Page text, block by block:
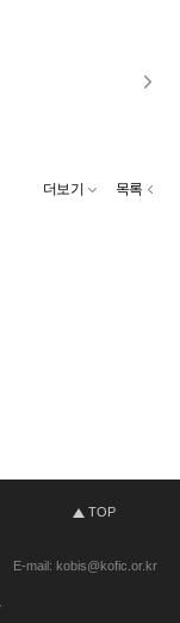
더보기 목록
TOP
E-mail: kobis@kofic.or.kr